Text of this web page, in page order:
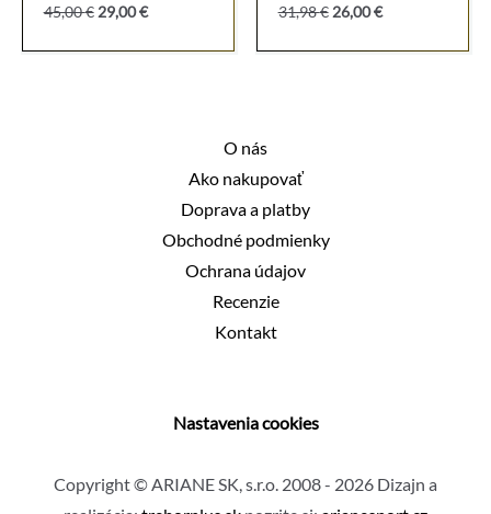
45,00€ Pôvodná
bola:
29,00€Aktuálna
je:
31,98€ Pôvodná
bola:
26,00€Aktuálna
je:
O nás
Ako nakupovať
Doprava a platby
Obchodné podmienky
Ochrana údajov
Recenzie
Kontakt
Nastavenia cookies
Copyright © ARIANE SK, s.r.o. 2008 - 2026 Dizajn a